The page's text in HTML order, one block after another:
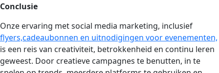
Conclusie
Onze ervaring met social media marketing, inclusief
flyers,cadeaubonnen en uitnodigingen voor evenementen,
is een reis van creativiteit, betrokkenheid en continu leren
geweest. Door creatieve campagnes te benutten, in te